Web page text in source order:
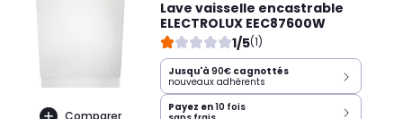
Comparer
Lave vaisselle encastrable
ELECTROLUX EEC87600W
1/5(1)
Jusqu'à 90€ cagnottés
nouveaux adhérents
Payez en10 fois